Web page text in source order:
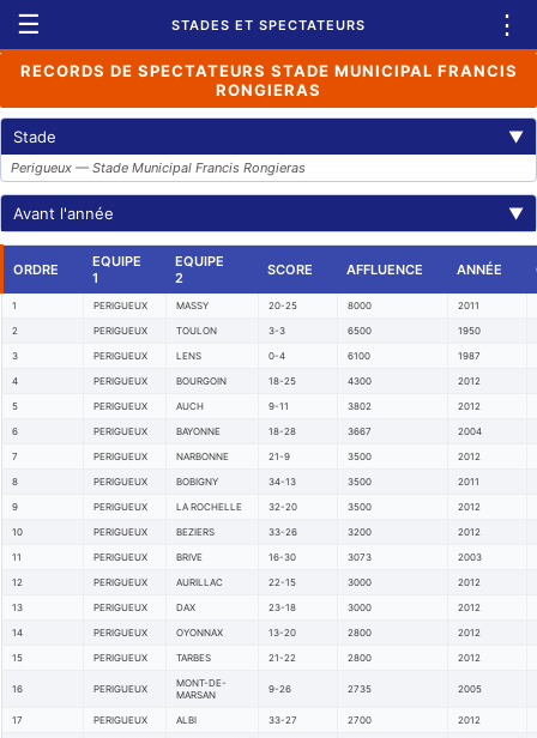
☰ STADES ET SPECTATEURS ⋮
RECORDS DE SPECTATEURS STADE MUNICIPAL FRANCIS
RONGIERAS
Stade ▼
Perigueux — Stade Municipal Francis Rongieras
Avant l'année ▼
ORDRE
EQUIPE
1
EQUIPE
2
SCORE AFFLUENCE ANNÉE
1 PERIGUEUX MASSY 20-25 8000 2011
2 PERIGUEUX TOULON 3-3 6500 1950
3 PERIGUEUX LENS 0-4 6100 1987
4 PERIGUEUX BOURGOIN 18-25 4300 2012
5 PERIGUEUX AUCH 9-11 3802 2012
6 PERIGUEUX BAYONNE 18-28 3667 2004
7 PERIGUEUX NARBONNE 21-9 3500 2012
8 PERIGUEUX BOBIGNY 34-13 3500 2011
9 PERIGUEUX LA ROCHELLE 32-20 3500 2012
10 PERIGUEUX BEZIERS 33-26 3200 2012
11 PERIGUEUX BRIVE 16-30 3073 2003
12 PERIGUEUX AURILLAC 22-15 3000 2012
13 PERIGUEUX DAX 23-18 3000 2012
14 PERIGUEUX OYONNAX 13-20 2800 2012
15 PERIGUEUX TARBES 21-22 2800 2012
16 PERIGUEUX
MONT-DE-
MARSAN
9-26 2735 2005
17 PERIGUEUX ALBI 33-27 2700 2012